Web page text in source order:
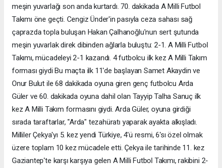
meşin yuvarlağı son anda kurtardı. 70. dakikada A Milli Futbol
Takımı öne geçti. Cengiz Ünder'in pasıyla ceza sahası sağ
çaprazda topla buluşan Hakan Çalhanoğlu'nun sert şutunda
meşin yuvarlak direk dibinden ağlarla buluştu: 2-1. A Milli Futbol
Takımı, mücadeleyi 2-1 kazandı. 4 futbolcu ilk kez A Milli Takım
forması giydi Bu maçta ilk 11'de başlayan Samet Akaydin ve
Onur Bulut ile 68 dakikada oyuna giren genç futbolcu Arda
Güler ve 60. dakikada oyuna dahil olan Tayyip Talha Sanuç ilk
kez A Milli Takım formasını giydi. Arda Güler, oyuna girdiği
sırada taraftarlar, "Arda" tezahüratı yaparak ayakta alkışladı.
Milliler Çekya'yı 5. kez yendi Türkiye, 4'ü resmi, 6'sı özel olmak
üzere toplam 10 kez mücadele etti. Çekya ile tarihinde 11. kez
Gaziantep'te karşı karşıya gelen A Milli Futbol Takımı, rakibini 2-